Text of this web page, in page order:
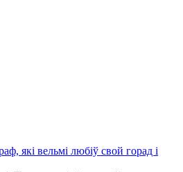
які вельмі любіў свой горад і